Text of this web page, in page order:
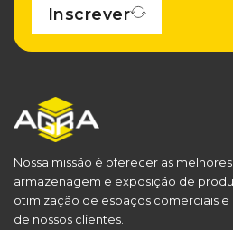
Inscrever
Nossa missão é oferecer as
armazenagem e exposição de
otimização de espaços comerciais e
de nossos clientes.